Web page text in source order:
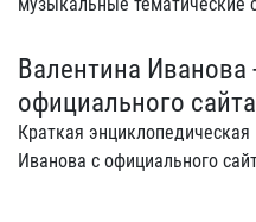
Валентина Иванова
официального сайта
Краткая
Иванова с официального